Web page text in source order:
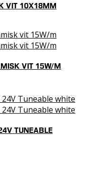
VIT 10X18MM
VIT 15W/M
TUNEABLE